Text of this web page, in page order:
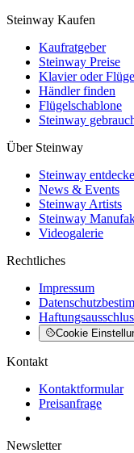
Steinway Kaufen
Kaufratgeber
Steinway Preise
Klavier oder
Händler finden
Flügelschablone
Steinway
Über Steinway
Steinway
News & Events
Steinway Artists
Steinway
Videogalerie
Rechtliches
Impressum
Cookie
Kontakt
Kontaktformular
Preisanfrage
Newsletter